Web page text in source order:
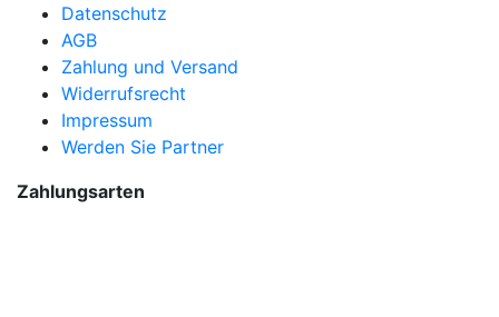
Datenschutz
AGB
Zahlung und Versand
Widerrufsrecht
Impressum
Werden Sie Partner
Zahlungsarten